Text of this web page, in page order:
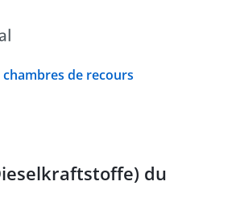
chambres de recours
du